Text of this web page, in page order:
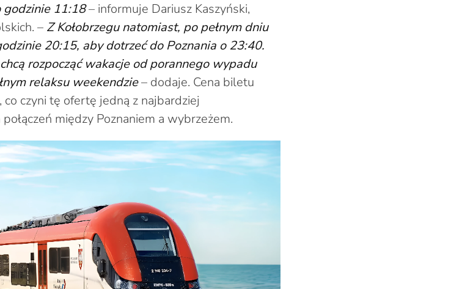
godzinie 11:18– informuje Dariusz Kaszyński,
– Z Kołobrzegu natomiast, po pełnym dniu
20:15, aby dotrzeć do Poznania o 23:40.
rozpocząć wakacje od porannego wypadu
relaksu weekendzie– dodaje. Cena biletu
czyni tę ofertę jedną z najbardziej
między Poznaniem a wybrzeżem.